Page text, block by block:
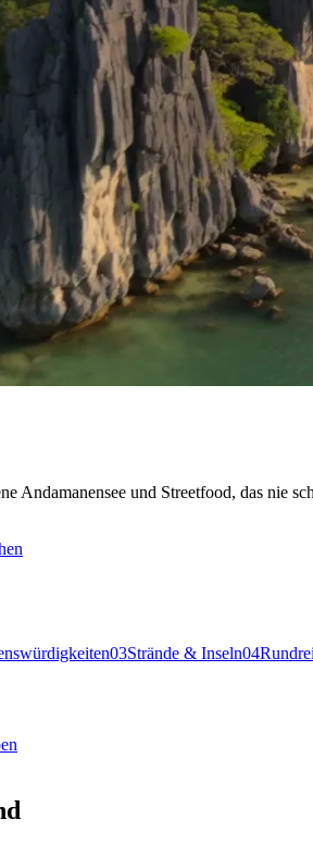
Andamanensee und Streetfood, das nie
03Strände & Inseln04